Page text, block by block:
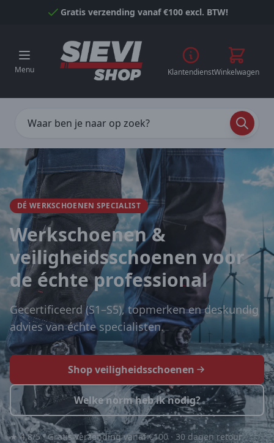
Naar inhoud gaanGratis verzending vanaf €100 excl. BTW!
Menu KlantendienstWinkelwagen
DÉ WERKSCHOENEN SPECIALIST
Werkschoenen &
veiligheidsschoenen voor
de échte professional
Gecertificeerd (S1–S5), topmerken en deskundig
advies van échte specialisten.
Shop veiligheidsschoenen
Welke norm heb ik nodig?
★ 4,8/5 · Gratis verzending vanaf €100 · 30 dagen retour